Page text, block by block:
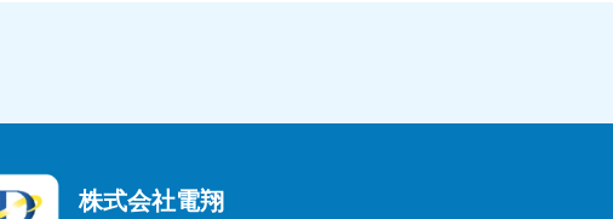
株式会社電翔